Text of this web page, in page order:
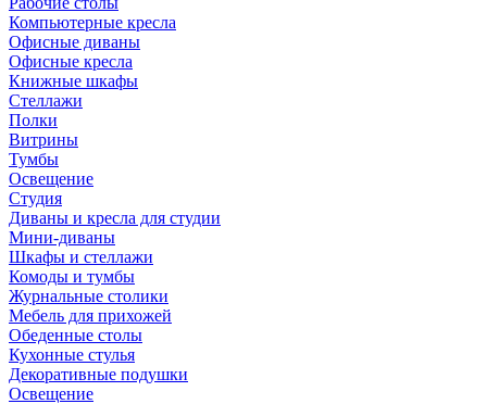
Компьютерные кресла
Офисные диваны
Офисные кресла
Книжные шкафы
Стеллажи
Полки
Витрины
Тумбы
Освещение
Студия
Диваны и кресла для студии
Мини-диваны
Шкафы и стеллажи
Комоды и тумбы
Журнальные столики
Мебель для прихожей
Обеденные столы
Кухонные стулья
Декоративные подушки
Освещение